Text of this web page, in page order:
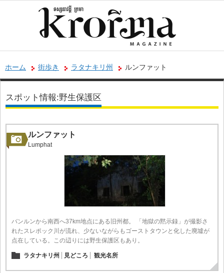
ホーム 街歩き ラタナキリ州 ルンファット
スポット情報:野生保護区
ルンファット
Lumphat
バンルンから南西へ37km地点にある旧州都。 「地獄の黙示録」が撮影さ
れたスレポック川が流れ、少ないながらもゴーストタウンと化した廃墟が
点在している。この辺りには野生保護区もあり。
ラタナキリ州 見どころ 観光名所